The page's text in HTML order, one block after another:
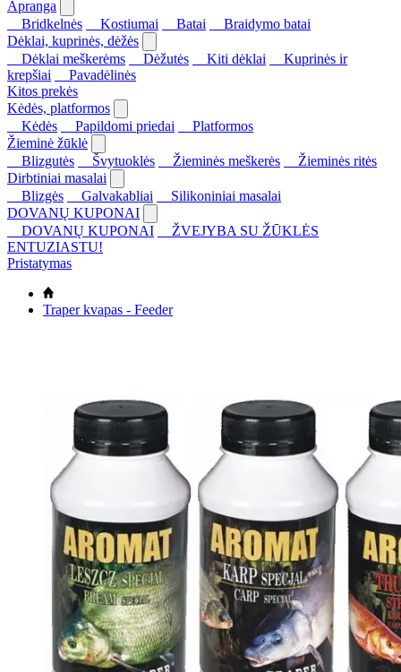
Apranga
Bridkelnės
Kostiumai Batai
Braidymo batai
Dėklai, kuprinės, dėžės
Dėklai meškerėms
Dėžutės Kiti dėklai
Kuprinės ir
krepšiai
Pavadėlinės
Kitos prekės
Kėdės, platformos
Kėdės
Papildomi priedai
Platformos
Žieminė žūklė
Blizgutės
Švytuoklės Žieminės meškerės
Žieminės ritės
Dirbtiniai masalai
Blizgės
Galvakabliai
Silikoniniai masalai
DOVANŲ KUPONAI
DOVANŲ KUPONAI
ŽVEJYBA SU ŽŪKLĖS
ENTUZIASTU!
Pristatymas
Traper kvapas - Feeder